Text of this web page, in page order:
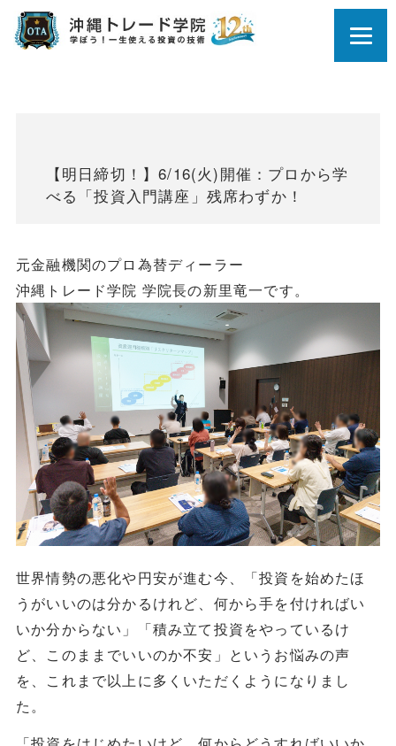
【明日締切！】6/16(火)開催：プロから学
べる「投資入門講座」残席わずか！
元金融機関のプロ為替ディーラー
沖縄トレード学院 学院長の新里竜一です。
世界情勢の悪化や円安が進む今、「投資を始めたほ
うがいいのは分かるけれど、何から手を付ければい
いか分からない」「積み立て投資をやっているけ
ど、このままでいいのか不安」というお悩みの声
を、これまで以上に多くいただくようになりまし
た。